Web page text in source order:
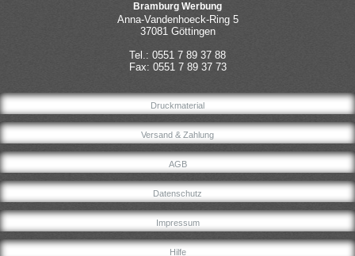
Bramburg Werbung
Anna-Vandenhoeck-Ring 5
37081 Göttingen
Tel.: 0551 7 89 37 88
Fax: 0551 7 89 37 73
Druckmaterial
Versand & Zahlung
AGB
Datenschutz
Impressum
Hilfe